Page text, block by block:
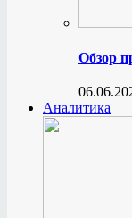
Обзор
Аналитика